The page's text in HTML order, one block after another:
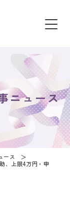
ニュース
ース
、上限4万円・申